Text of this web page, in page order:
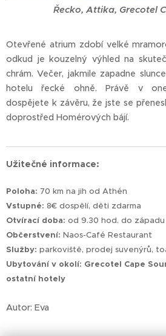
Řecko, Attika, Grecotel
Otevřené atrium zdobí velké
odkud je kouzelný výhled na
chrám. Večer, jakmile zapadne
hotelu řecké ohně. Právě v
dospějete k závěru, že jste se
doprostřed Homérových bájí.
Užitečné informace:
Poloha: 70 km na jih od Athén
Vstupné: 8€ dospělí, děti zdarma
Otvírací doba: od 9.30 hod. do západu
Občerstvení: Naos-Café Restaurant
Služby: parkoviště, prodej suvenýrů,
Ubytování v okolí: Grecotel Cape
ostatní hotely
Autor: Eva